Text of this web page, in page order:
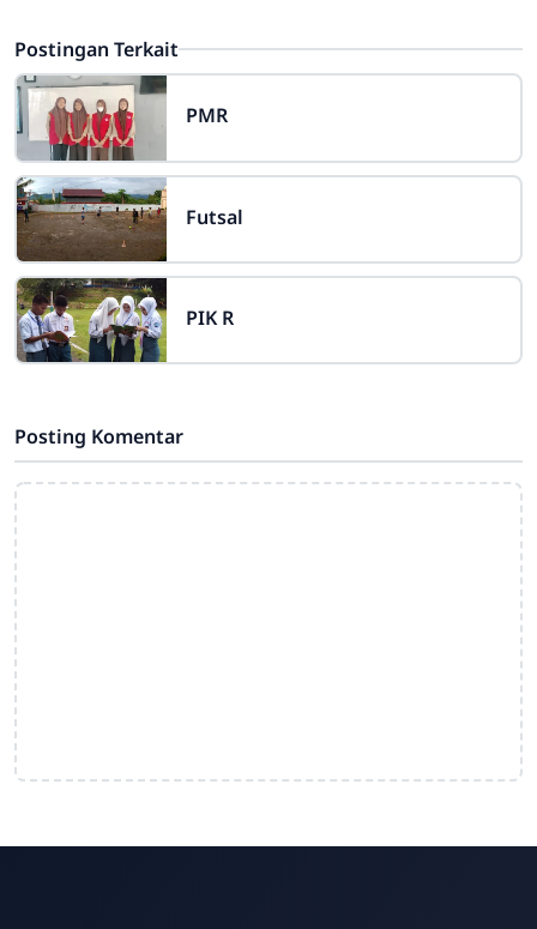
Postingan Terkait
PMR
Futsal
PIK R
Posting Komentar